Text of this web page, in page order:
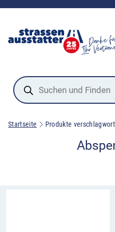
Products
search
Startseite Produkte